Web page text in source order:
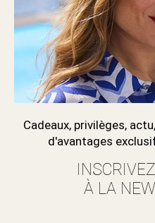
Cadeaux, privilèges,
d'avantages
À LA